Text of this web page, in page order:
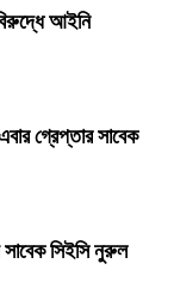
আইনি
গ্রেপ্তার সাবেক
সাবেক সিইসি নুরুল